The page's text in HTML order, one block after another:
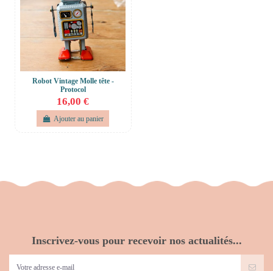
Robot Vintage Molle tête -
Protocol
16,00 €
Ajouter au panier
Inscrivez-vous pour recevoir nos actualités...